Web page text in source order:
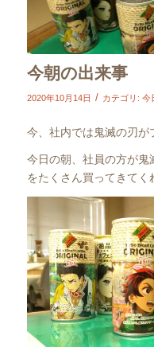
今朝の出来事
2020年10月14日 / カテゴリ: 今
今、社内では鬼滅の刃が
今日の朝、社員の方が鬼
をたくさん買ってきてく